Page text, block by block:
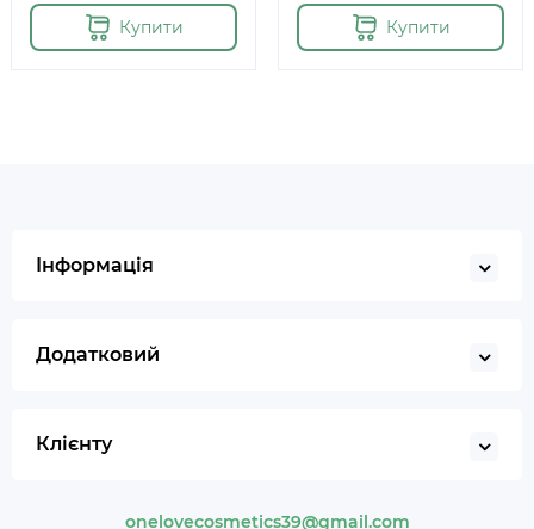
Купити Купити
Інформація
Додатковий
Клієнту
onelovecosmetics39@gmail.com